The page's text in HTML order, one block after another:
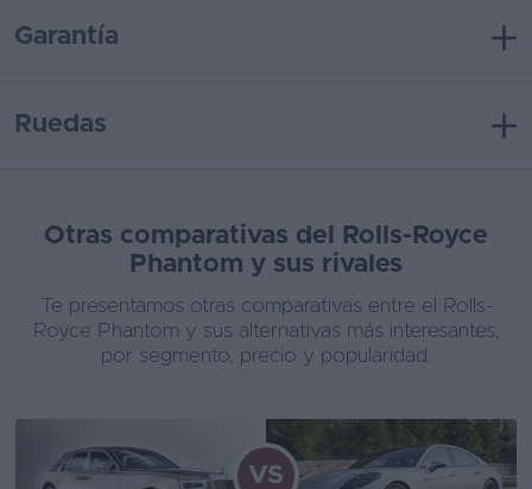
Garantía
Ruedas
Otras comparativas del Rolls-Royce
Phantom y sus rivales
Te presentamos otras comparativas entre el Rolls-
Royce Phantom y sus alternativas más interesantes,
por segmento, precio y popularidad.
VS